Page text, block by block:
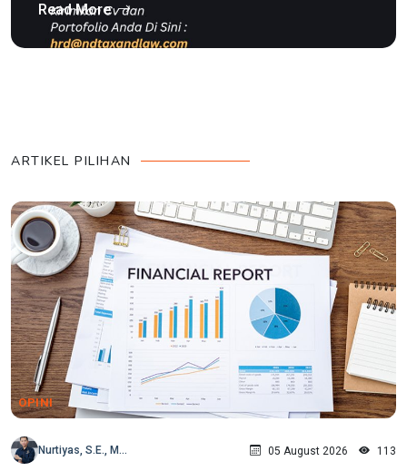
Read More
ARTIKEL PILIHAN
OPINI
Nurtiyas, S.E., M... 05 August 2026 113